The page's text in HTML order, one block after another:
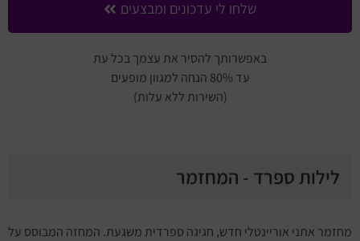
שלחו לי עדכונים ומבצעים
באפשרותך להסיר את עצמך בכל עת
עד 80% הנחה למגוון מופעים
(השירות ללא עלות)
לילות ספרד - המחזמר
מחזמר אתני אוריינטלי חדש, חגיגה ספרדית משגעת. המחזה המבוסס על